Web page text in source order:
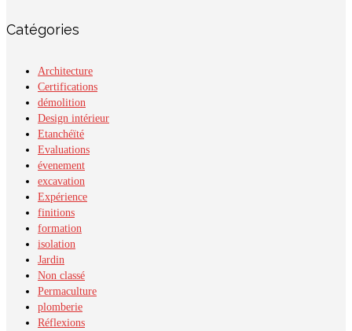
Catégories
Architecture
Certifications
démolition
Design intérieur
Etanchéïté
Evaluations
évenement
excavation
Expérience
finitions
formation
isolation
Jardin
Non classé
Permaculture
plomberie
Réflexions